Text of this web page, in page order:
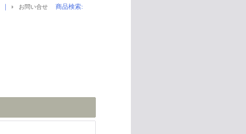
｜ お問い合せ 商品検索: